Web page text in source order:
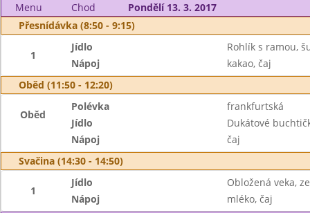
Menu Chod
Pondělí 13. 3. 2017
Přesnídávka (8:50 - 9:15)
1
Jídlo
Rohlík s ramou,
Nápoj
kakao, čaj
Oběd (11:50 - 12:20)
Oběd
Polévka
frankfurtská
Jídlo
Dukátové
Nápoj
čaj
Svačina (14:30 - 14:50)
1
Jídlo
Obložená veka,
Nápoj
mléko, čaj